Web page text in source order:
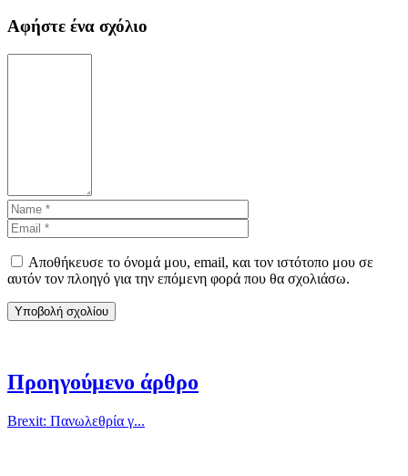
Αφήστε ένα σχόλιο
Αποθήκευσε το όνομά μου, email, και τον ιστότοπο μου σε
αυτόν τον πλοηγό για την επόμενη φορά που θα σχολιάσω.
Προηγούμενο άρθρο
Brexit: Πανωλεθρία γ...